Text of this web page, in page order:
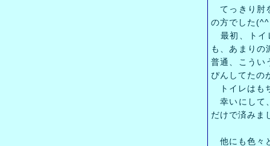
てっきり肘
の方でした
最初、トイ
も、あまりの
普通、こうい
ぴんしてたの
トイレはも
幸いにして
だけで済みま
他にも色々